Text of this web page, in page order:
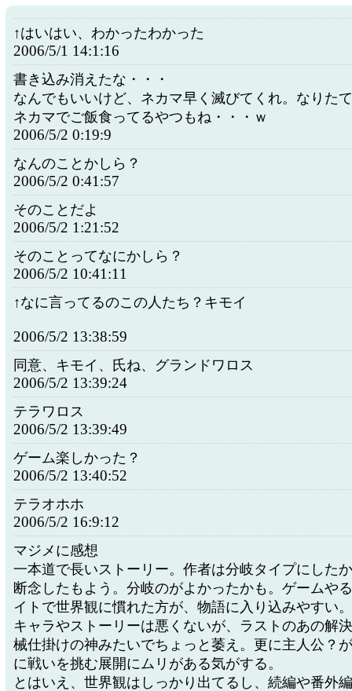
↑はいはい、わかったわかった
2006/5/1 14:1:16
書き込み消えたな・・・
なんでもいいけど、ネカマ早く滅びてくれ。なりた
ネカマでご飯食ってるやつもね・・・ｗ
2006/5/2 0:19:9
なんのことかしら？
2006/5/2 0:41:57
そのことだよ
2006/5/2 1:21:52
そのことってなにかしら？
2006/5/2 10:41:11
↑なに言ってるのこの人たち？キモイ
2006/5/2 13:38:59
同意、キモイ、氏ね、グランドワロス
2006/5/2 13:39:24
テラワロス
2006/5/2 13:39:49
ゲーム楽しかった？
2006/5/2 13:40:52
テラオホホ
2006/5/2 16:9:12
マジメに感想
一本道で長いストーリー。作者は分岐タイプにした
断念したもよう。分岐のがよかったかも。ゲームや
イトで世界観に慣れた方が、物語に入り込みやすい。
キャラやストーリーは悪くないが、ラストのあの解
械仕掛けの神みたいでちょっと萎え。更に主人公？
に戦いを挑む展開にムリがある気がする。
とはいえ、世界観はしっかり出てるし、続編や番外